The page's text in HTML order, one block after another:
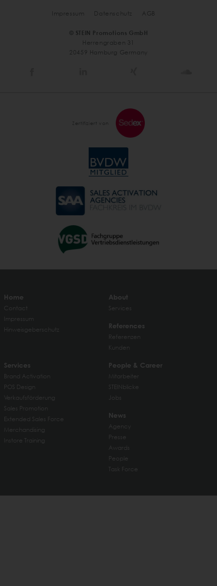
Impressum Datenschutz AGB
© STEIN Promotions GmbH
Herrengraben 31
20459 Hamburg Germany
Zertifiziert von
Home
Contact
Impressum
Hinweisgeberschutz
About
Services
References
Referenzen
Kunden
Services
Brand Activation
POS Design
Verkaufsförderung
Sales Promotion
Extended Sales Force
Merchandising
Instore Training
People & Career
Mitarbeiter
STEINblicke
Jobs
News
Agency
Presse
Awards
People
Task Force